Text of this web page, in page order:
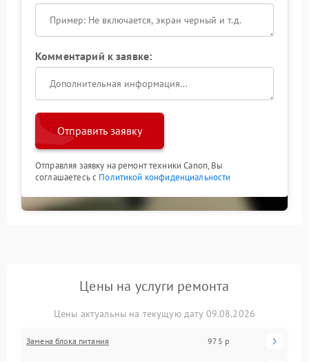
Комментарий к заявке:
Отправить заявку
Отправляя заявку на ремонт техники Canon, Вы
соглашаетесь с Политикой конфиденциальности
Цены на услуги ремонта
Цены актуальны на текущую дату 09.08.2026
Замена блока питания 975 р